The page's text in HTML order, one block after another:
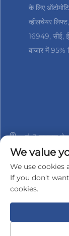
के लिए
व्हीलचेयर
16949, सीई,
बाजार में 95%
नं. 3 हानशान
+86-
[email
कॉपीराइट © 2025
We value
We use cookies
If you don't
cookies.